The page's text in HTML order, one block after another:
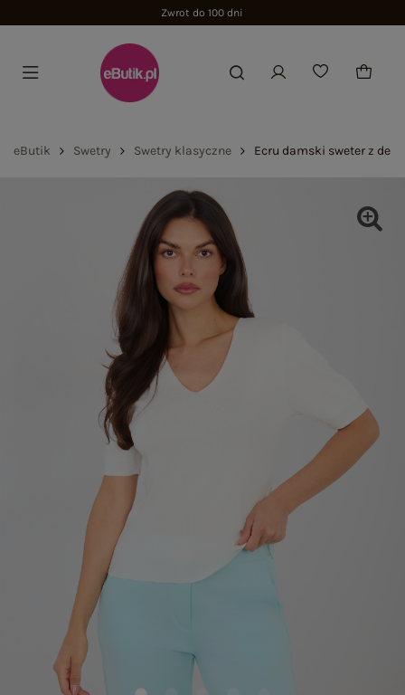
Zwrot do 100 dni
eButik Swetry Swetry klasyczne Ecru damski sweter z